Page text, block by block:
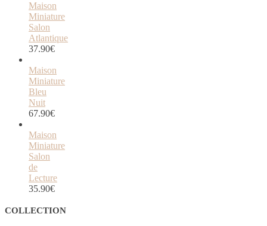
Maison
Miniature
Salon
Atlantique
37.90€
Maison
Miniature
Bleu
Nuit
67.90€
Maison
Miniature
Salon
de
Lecture
35.90€
COLLECTION